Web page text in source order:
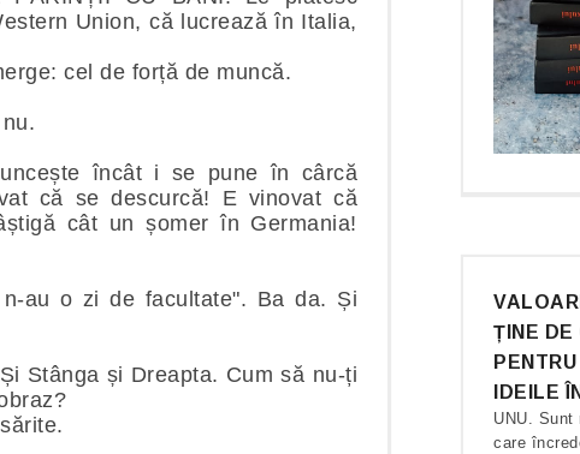
Union, că lucrează în Italia,
cel de forță de muncă.
încât i se pune în cârcă
că se descurcă! E vinovat că
cât un șomer în Germania!
au o zi de facultate". Ba da. Și
Stânga și Dreapta. Cum să nu-ți
ȚINE DE
IDEILE
UNU.
care